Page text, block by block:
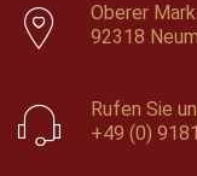
Oberer
92318
Rufen Sie
+49 (0)